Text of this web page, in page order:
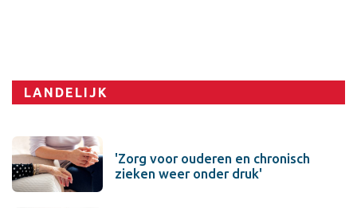
LANDELIJK
'Zorg voor ouderen en chronisch
zieken weer onder druk'